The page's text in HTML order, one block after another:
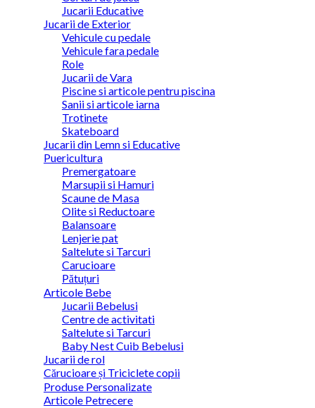
Jucarii Educative
Jucarii de Exterior
Vehicule cu pedale
Vehicule fara pedale
Role
Jucarii de Vara
Piscine si articole pentru piscina
Sanii si articole iarna
Trotinete
Skateboard
Jucarii din Lemn si Educative
Puericultura
Premergatoare
Marsupii si Hamuri
Scaune de Masa
Olite si Reductoare
Balansoare
Lenjerie pat
Saltelute si Tarcuri
Carucioare
Pătuțuri
Articole Bebe
Jucarii Bebelusi
Centre de activitati
Saltelute si Tarcuri
Baby Nest Cuib Bebelusi
Jucarii de rol
Cărucioare și Triciclete copii
Produse Personalizate
Articole Petrecere